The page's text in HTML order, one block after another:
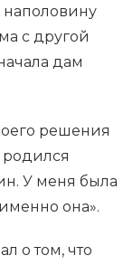
наполовину
с другой
дам
решения
У меня была
она».
о том, что